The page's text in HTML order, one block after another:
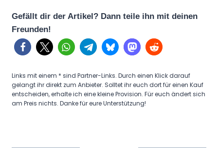
Gefällt dir der Artikel? Dann teile ihn mit deinen
Freunden!
Links mit einem * sind Partner-Links. Durch einen Klick darauf
gelangt ihr direkt zum Anbieter. Solltet ihr euch dort für einen Kauf
entscheiden, erhalte ich eine kleine Provision. Für euch ändert sich
am Preis nichts. Danke für eure Unterstützung!